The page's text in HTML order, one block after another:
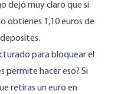
dejó muy claro que si
obtienes 1,10 euros de
para bloquear el
permite hacer eso? Si
retiras un euro en